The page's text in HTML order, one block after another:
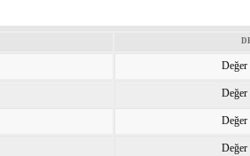
Değer
Değer
Değer
Değer